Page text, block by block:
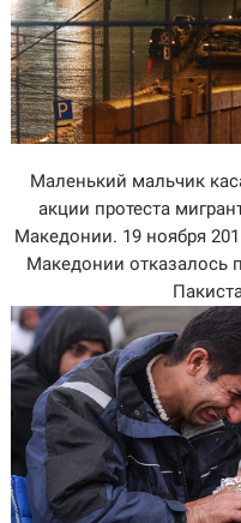
Маленький мальчик
акции протеста
Македонии. 19 ноября
Македонии отказалось